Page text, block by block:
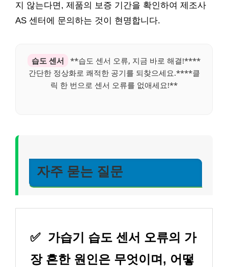
지 않는다면, 제품의 보증 기간을 확인하여 제조사
AS 센터에 문의하는 것이 현명합니다.
습도 센서
**습도 센서 오류, 지금 바로 해결!****
간단한 정상화로 쾌적한 공기를 되찾으세요.****클
릭 한 번으로 센서 오류를 없애세요!**
자주 묻는 질문
✅ 가습기 습도 센서 오류의 가
장 흔한 원인은 무엇이며, 어떻